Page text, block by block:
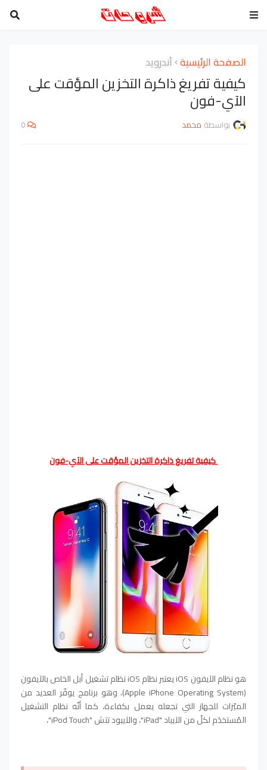
الصفحة الرئيسية أندرويد
كيفية تفريغ ذاكرة التخزين المؤقت على
الآي-فون
بواسطة محمد 0
كيفية تفريغ ذاكرة التخزين المؤقت على الآي-فون
هو نظام الآيفون iOS يعتبر نظام iOS نظام تشغيل أبل الخاص بالآيفون
(Apple iPhone Operating System)، وهو برنامج يوفّر العديد من
الميّزات للجهاز التي تجعله يعمل بكفاءة، كما أنّه نظام التشغيل
المُستخدَم لكلّ من الآيباد "iPad"، والآيبود تتش "iPod Touch"،